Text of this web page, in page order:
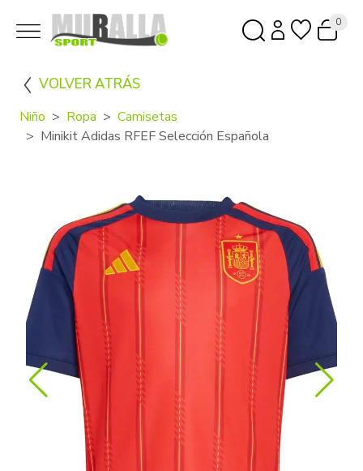
0
VOLVER ATRÁS
Niño Ropa
Camisetas
Minikit Adidas RFEF Selección Española